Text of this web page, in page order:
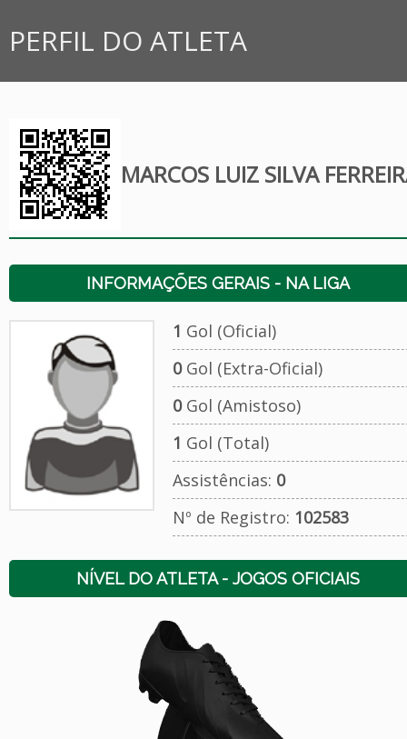
PERFIL DO ATLETA
MARCOS LUIZ SILVA
INFORMAÇÕES GERAIS - NA LIGA
1 Gol (Oficial)
0Gol (Extra-Oficial)
0Gol (Amistoso)
1 Gol (Total)
Assistências: 0
Nº de Registro: 102583
NÍVEL DO ATLETA - JOGOS OFICIAIS